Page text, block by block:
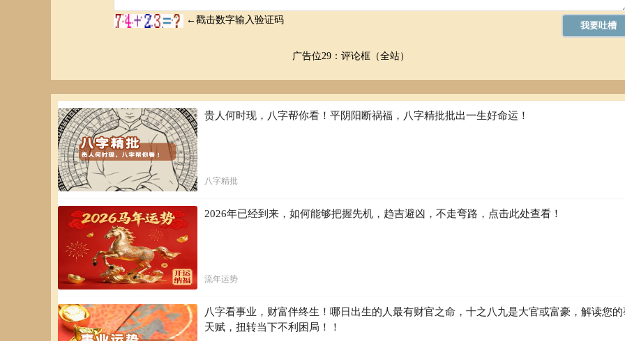
祭祀 祈福 酬神 订婚 嫁娶 出行 求财 入宅 安葬 求嗣
丙午年 丙申月 癸丑日 丙辰时
星神：祈福 求嗣 订婚 嫁娶 出行 求财 开市 交易 安床
上梁 盖屋 入殓 白虎须用 麒麟符制 否则 诸事不宜
丙午年 丙申月 癸丑日 丁巳时
冲：冲猪，煞方：煞东，时冲：时冲辛亥
广告位29：评论框（全站）
贵人何时现，八字帮你看！平阴阳断祸福，八字精批批出一生好命运！
八字精批
2026年已经到来，如何能够把握先机，趋吉避凶，不走弯路，点击此处查看！
流年运势
八字看事业，财富伴终生！哪日出生的人最有财官之命，十之八九是大官或富豪，解读您
天赋，扭转当下不利困局！！